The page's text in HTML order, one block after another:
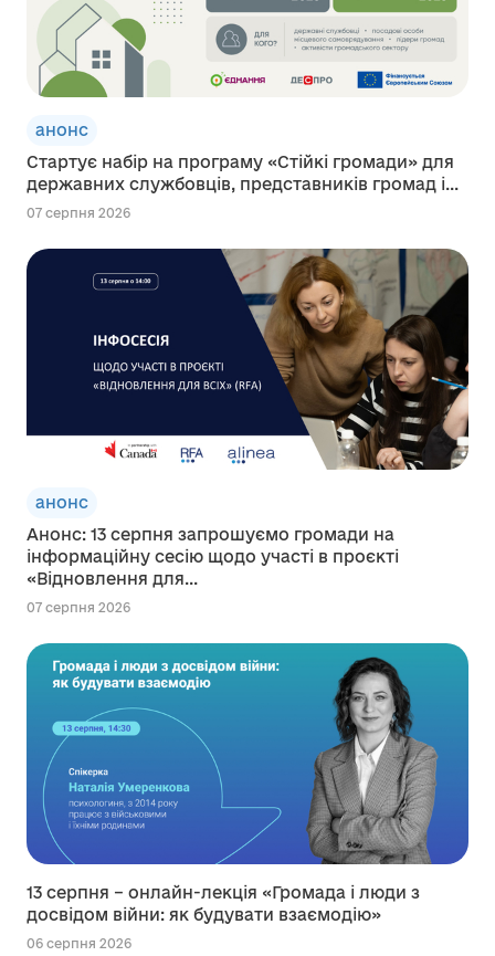
анонс
Стартує набір на програму «Стійкі громади» для
державних службовців, представників громад і...
07 серпня 2026
анонс
Анонс: 13 серпня запрошуємо громади на
інформаційну сесію щодо участі в проєкті
«Відновлення для...
07 серпня 2026
13 серпня – онлайн-лекція «Громада і люди з
досвідом війни: як будувати взаємодію»
06 серпня 2026